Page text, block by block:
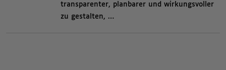
transparenter, planbarer und wirkungsvoller
zu gestalten, …